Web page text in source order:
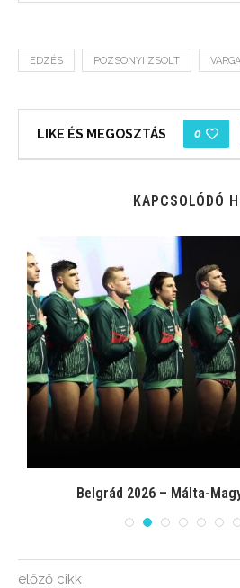
EDZÉS POZSONYI ZSOLT
LIKE ÉS MEGOSZTÁS 0
KAPCSOLÓDÓ
Belgrád 2026 – Málta-
előző cikk